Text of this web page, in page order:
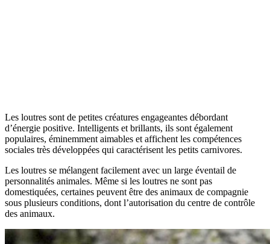
Les loutres sont de petites créatures engageantes débordant
d’énergie positive. Intelligents et brillants, ils sont également
populaires, éminemment aimables et affichent les compétences
sociales très développées qui caractérisent les petits carnivores.
Les loutres se mélangent facilement avec un large éventail de
personnalités animales. Même si les loutres ne sont pas
domestiquées, certaines peuvent être des animaux de compagnie
sous plusieurs conditions, dont l’autorisation du centre de contrôle
des animaux.